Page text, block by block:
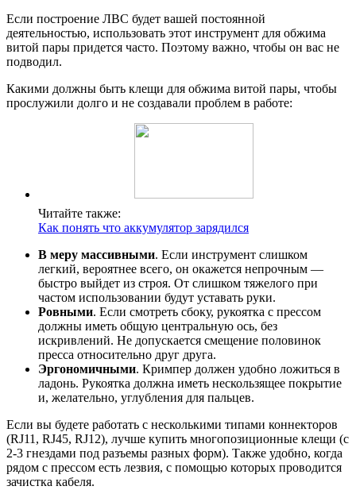
Если построение ЛВС будет вашей постоянной
деятельностью, использовать этот инструмент для обжима
витой пары придется часто. Поэтому важно, чтобы он вас не
подводил.
Какими должны быть клещи для обжима витой пары, чтобы
прослужили долго и не создавали проблем в работе:
Читайте также:
Как понять что аккумулятор зарядился
В меру массивными. Если инструмент слишком
легкий, вероятнее всего, он окажется непрочным —
быстро выйдет из строя. От слишком тяжелого при
частом использовании будут уставать руки.
Ровными. Если смотреть сбоку, рукоятка с прессом
должны иметь общую центральную ось, без
искривлений. Не допускается смещение половинок
пресса относительно друг друга.
Эргономичными. Кримпер должен удобно ложиться в
ладонь. Рукоятка должна иметь нескользящее покрытие
и, желательно, углубления для пальцев.
Если вы будете работать с несколькими типами коннекторов
(RJ11, RJ45, RJ12), лучше купить многопозиционные клещи (с
2-3 гнездами под разъемы разных форм). Также удобно, когда
рядом с прессом есть лезвия, с помощью которых проводится
зачистка кабеля.